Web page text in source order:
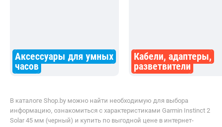
Аксессуары для умных
часов
Кабели, адаптеры,
разветвители
В каталоге Shop.by можно найти необходимую для выбора
информацию, ознакомиться с характеристиками Garmin Instinct 2
Solar 45 мм (черный) и купить по выгодной цене в интернет-